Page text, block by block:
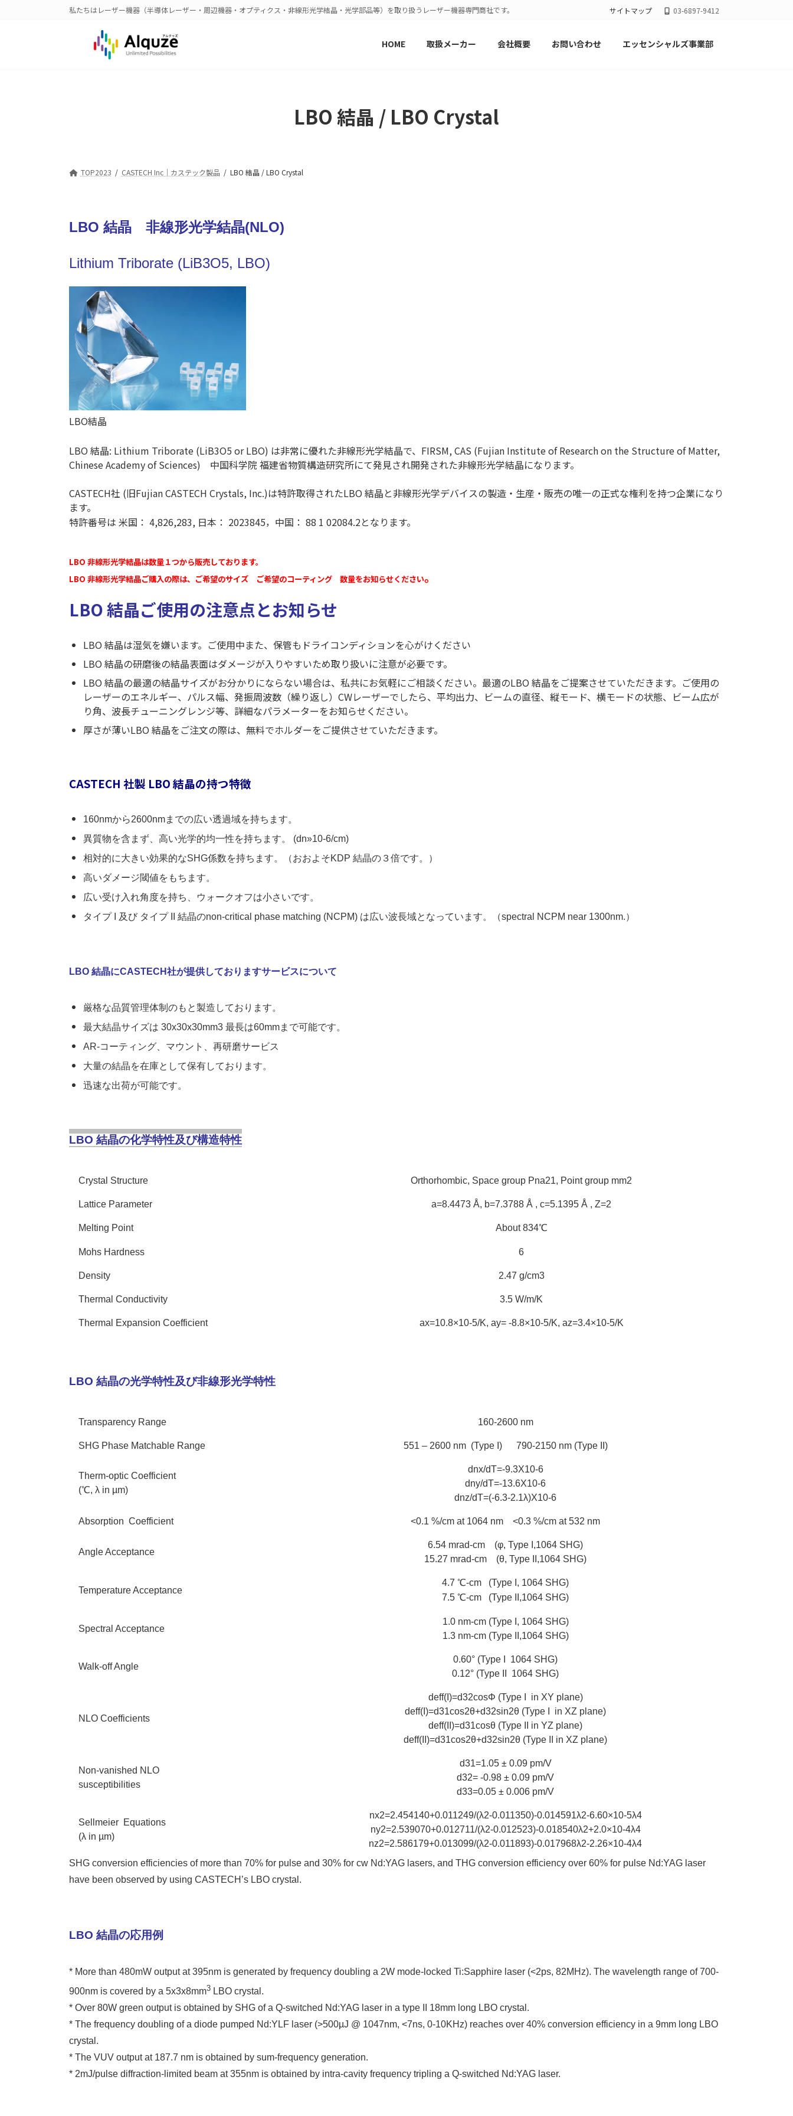
私たちはレーザー機器（半導体レーザー・周辺機器・オプティクス・非線形光学結晶・光学部品等）を取り扱うレーザー機器専門商社です。 サイトマップ 03-6897-9412
HOME 取扱メーカー 会社概要 お問い合わせ エッセンシャルズ事業部
LBO 結晶 / LBO Crystal
TOP2023 CASTECH Inc｜カステック製品 LBO 結晶 / LBO Crystal
LBO 結晶 非線形光学結晶(NLO)
Lithium Triborate (LiB3O5, LBO)
LBO結晶
LBO 結晶: Lithium Triborate (LiB3O5 or LBO) は非常に優れた非線形光学結晶で、FIRSM, CAS (Fujian Institute of Research on the Structure of Matter,
Chinese Academy of Sciences) 中国科学院 福建省物質構造研究所にて発見され開発された非線形光学結晶になります。
CASTECH社 (旧Fujian CASTECH Crystals, Inc.)は特許取得されたLBO 結晶と非線形光学デバイスの製造・生産・販売の唯一の正式な権利を持つ企業になり
ます。
特許番号は 米国： 4,826,283, 日本： 2023845，中国： 88 1 02084.2となります。
LBO 非線形光学結晶は数量１つから販売しております。
LBO 非線形光学結晶ご購入の際は、ご希望のサイズ ご希望のコーティング 数量をお知らせください。
LBO 結晶ご使用の注意点とお知らせ
LBO 結晶は湿気を嫌います。ご使用中また、保管もドライコンディションを心がけください
LBO 結晶の研磨後の結晶表面はダメージが入りやすいため取り扱いに注意が必要です。
LBO 結晶の最適の結晶サイズがお分かりにならない場合は、私共にお気軽にご相談ください。最適のLBO 結晶をご提案させていただきます。ご使用の
レーザーのエネルギー、パルス幅、発振周波数（繰り返し）CWレーザーでしたら、平均出力、ビームの直径、縦モード、横モードの状態、ビーム広が
り角、波長チューニングレンジ等、詳細なパラメーターをお知らせください。
厚さが薄いLBO 結晶をご注文の際は、無料でホルダーをご提供させていただきます。
CASTECH 社製 LBO 結晶の持つ特徴
160nmから2600nmまでの広い透過域を持ちます。
異質物を含まず、高い光学的均一性を持ちます。 (dn»10-6/cm)
相対的に大きい効果的なSHG係数を持ちます。（おおよそKDP 結晶の３倍です。）
高いダメージ閾値をもちます。
広い受け入れ角度を持ち、ウォークオフは小さいです。
タイプ I 及び タイプ II 結晶のnon-critical phase matching (NCPM) は広い波長域となっています。（spectral NCPM near 1300nm.）
LBO 結晶にCASTECH社が提供しておりますサービスについて
厳格な品質管理体制のもと製造しております。
最大結晶サイズは 30x30x30mm3 最長は60mmまで可能です。
AR-コーティング、マウント、再研磨サービス
大量の結晶を在庫として保有しております。
迅速な出荷が可能です。
LBO 結晶の化学特性及び構造特性
Crystal Structure Orthorhombic, Space group Pna21, Point group mm2
Lattice Parameter a=8.4473 Å, b=7.3788 Å , c=5.1395 Å , Z=2
Melting Point About 834℃
Mohs Hardness 6
Density 2.47 g/cm3
Thermal Conductivity 3.5 W/m/K
Thermal Expansion Coefficient ax=10.8×10-5/K, ay= -8.8×10-5/K, az=3.4×10-5/K
LBO 結晶の光学特性及び非線形光学特性
Transparency Range 160-2600 nm
SHG Phase Matchable Range 551 – 2600 nm (Type I) 790-2150 nm (Type II)
Therm-optic Coefficient
(℃, λ in µm)
dnx/dT=-9.3X10-6
dny/dT=-13.6X10-6
dnz/dT=(-6.3-2.1λ)X10-6
Absorption Coefficient <0.1 %/cm at 1064 nm <0.3 %/cm at 532 nm
Angle Acceptance
6.54 mrad-cm (φ, Type I,1064 SHG)
15.27 mrad-cm (θ, Type II,1064 SHG)
Temperature Acceptance
4.7 ℃-cm (Type I, 1064 SHG)
7.5 ℃-cm (Type II,1064 SHG)
Spectral Acceptance
1.0 nm-cm (Type I, 1064 SHG)
1.3 nm-cm (Type II,1064 SHG)
Walk-off Angle
0.60° (Type I 1064 SHG)
0.12° (Type II 1064 SHG)
NLO Coefficients
deff(I)=d32cosΦ (Type I in XY plane)
deff(I)=d31cos2θ+d32sin2θ (Type I in XZ plane)
deff(II)=d31cosθ (Type II in YZ plane)
deff(II)=d31cos2θ+d32sin2θ (Type II in XZ plane)
Non-vanished NLO
susceptibilities
d31=1.05 ± 0.09 pm/V
d32= -0.98 ± 0.09 pm/V
d33=0.05 ± 0.006 pm/V
Sellmeier Equations
(λ in µm)
nx2=2.454140+0.011249/(λ2-0.011350)-0.014591λ2-6.60×10-5λ4
ny2=2.539070+0.012711/(λ2-0.012523)-0.018540λ2+2.0×10-4λ4
nz2=2.586179+0.013099/(λ2-0.011893)-0.017968λ2-2.26×10-4λ4
SHG conversion efficiencies of more than 70% for pulse and 30% for cw Nd:YAG lasers, and THG conversion efficiency over 60% for pulse Nd:YAG laser
have been observed by using CASTECH’s LBO crystal.
LBO 結晶の応用例
* More than 480mW output at 395nm is generated by frequency doubling a 2W mode-locked Ti:Sapphire laser (<2ps, 82MHz). The wavelength range of 700-
900nm is covered by a 5x3x8mm3 LBO crystal.
* Over 80W green output is obtained by SHG of a Q-switched Nd:YAG laser in a type II 18mm long LBO crystal.
* The frequency doubling of a diode pumped Nd:YLF laser (>500µJ @ 1047nm, <7ns, 0-10KHz) reaches over 40% conversion efficiency in a 9mm long LBO
crystal.
* The VUV output at 187.7 nm is obtained by sum-frequency generation.
* 2mJ/pulse diffraction-limited beam at 355nm is obtained by intra-cavity frequency tripling a Q-switched Nd:YAG laser.